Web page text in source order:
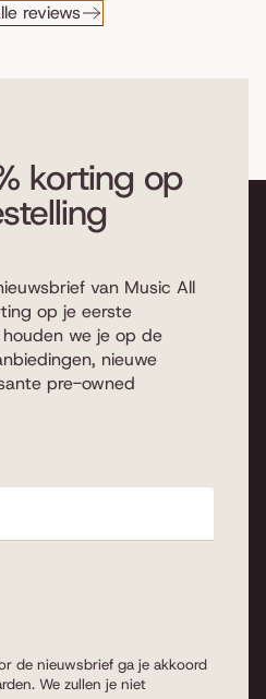
reviews
korting op
van Music All
op je eerste
we je op de
nieuwe
pre-owned
de nieuwsbrief ga je akkoord
. We zullen je niet